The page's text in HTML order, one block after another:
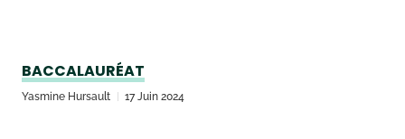
BACCALAURÉAT
Yasmine Hursault 17 Juin 2024